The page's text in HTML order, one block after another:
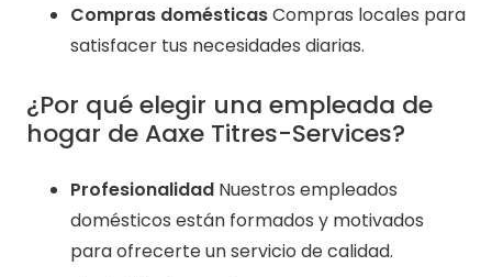
Compras domésticasCompras locales para
satisfacer tus necesidades diarias.
¿Por qué elegir una empleada de
hogar de Aaxe Titres-Services?
Profesionalidad Nuestros empleados
domésticos están formados y motivados
para ofrecerte un servicio de calidad.